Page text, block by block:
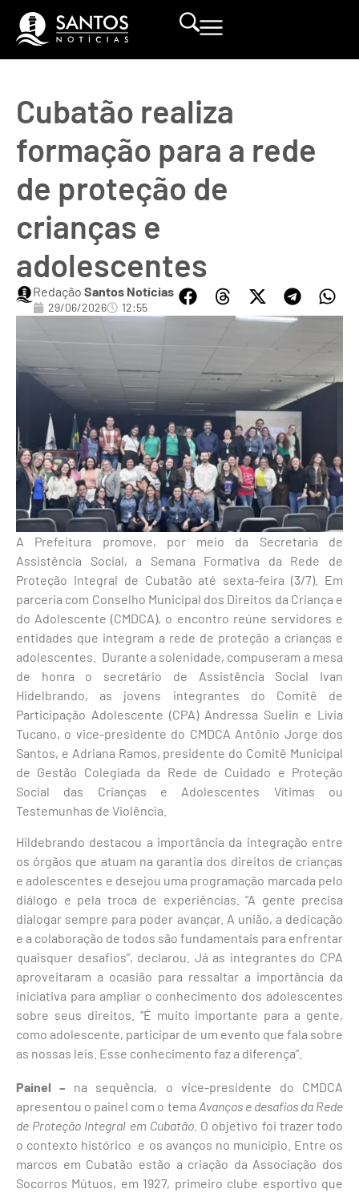
Cubatão realiza
formação para a rede
de proteção de
crianças e
adolescentes
Redação Santos Notícias
29/06/2026 12:55
A Prefeitura promove, por meio da Secretaria de
Assistência Social, a Semana Formativa da Rede de
Proteção Integral de Cubatão até sexta-feira (3/7). Em
parceria com Conselho Municipal dos Direitos da Criança e
do Adolescente (CMDCA), o encontro reúne servidores e
entidades que integram a rede de proteção a crianças e
adolescentes. Durante a solenidade, compuseram a mesa
de honra o secretário de Assistência Social Ivan
Hidelbrando, as jovens integrantes do Comitê de
Participação Adolescente (CPA) Andressa Suelin e Lívia
Tucano, o vice-presidente do CMDCA Antônio Jorge dos
Santos, e Adriana Ramos, presidente do Comitê Municipal
de Gestão Colegiada da Rede de Cuidado e Proteção
Social das Crianças e Adolescentes Vítimas ou
Testemunhas de Violência.
Hildebrando destacou a importância da integração entre
os órgãos que atuam na garantia dos direitos de crianças
e adolescentes e desejou uma programação marcada pelo
diálogo e pela troca de experiências. “A gente precisa
dialogar sempre para poder avançar. A união, a dedicação
e a colaboração de todos são fundamentais para enfrentar
quaisquer desafios”, declarou. Já as integrantes do CPA
aproveitaram a ocasião para ressaltar a importância da
iniciativa para ampliar o conhecimento dos adolescentes
sobre seus direitos. “É muito importante para a gente,
como adolescente, participar de um evento que fala sobre
as nossas leis. Esse conhecimento faz a diferença”.
Painel – na sequência, o vice-presidente do CMDCA
apresentou o painel com o tema Avanços e desafios da Rede
de Proteção Integral em Cubatão. O objetivo foi trazer todo
o contexto histórico e os avanços no município. Entre os
marcos em Cubatão estão a criação da Associação dos
Socorros Mútuos, em 1927, primeiro clube esportivo que